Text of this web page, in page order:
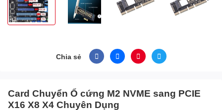
Chia sẻ
Card Chuyển Ổ cứng M2 NVME sang PCIE
X16 X8 X4 Chuyên Dụng